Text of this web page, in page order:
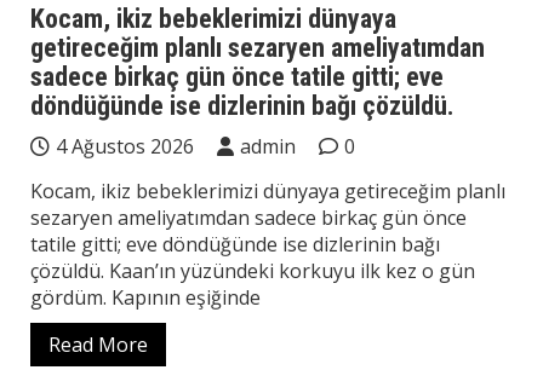
Kocam, ikiz bebeklerimizi dünyaya
getireceğim planlı sezaryen ameliyatımdan
sadece birkaç gün önce tatile gitti; eve
döndüğünde ise dizlerinin bağı çözüldü.
4 Ağustos 2026 admin
0
Kocam, ikiz bebeklerimizi dünyaya getireceğim planlı
sezaryen ameliyatımdan sadece birkaç gün önce
tatile gitti; eve döndüğünde ise dizlerinin bağı
çözüldü. Kaan’ın yüzündeki korkuyu ilk kez o gün
gördüm. Kapının eşiğinde
Read More